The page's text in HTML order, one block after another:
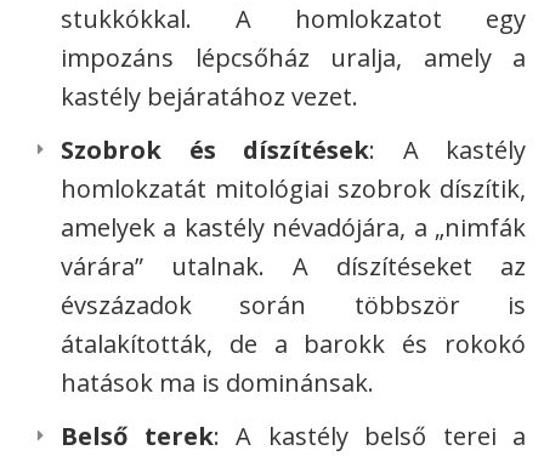
stukkókkal. A homlokzatot egy
impozáns lépcsőház uralja, amely a
kastély bejáratához vezet.
Szobrok és díszítések: A kastély
homlokzatát mitológiai szobrok díszítik,
amelyek a kastély névadójára, a „nimfák
várára” utalnak. A díszítéseket az
évszázadok során többször is
átalakították, de a barokk és rokokó
hatások ma is dominánsak.
Belső terek: A kastély belső terei a